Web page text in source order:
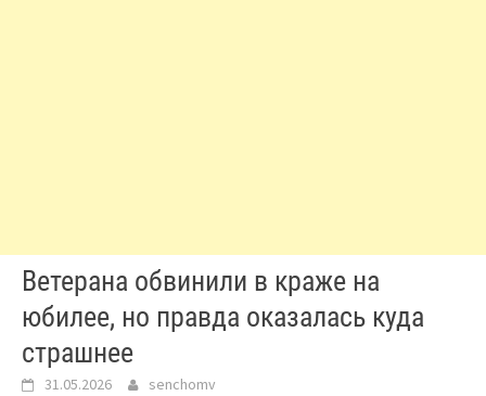
Ветерана обвинили в краже на
юбилее, но правда оказалась куда
страшнее
31.05.2026 senchomv